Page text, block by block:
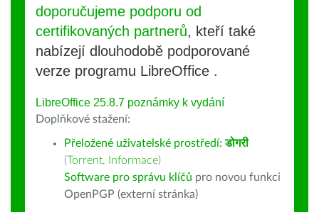
doporučujeme podporu od
certifikovaných partnerů, kteří také
nabízejí dlouhodobě podporované
verze programu LibreOffice .
LibreOffice 25.8.7 poznámky k vydání
Doplňkové stažení:
Přeložené uživatelské prostředí:डोगरी
(Torrent, Informace)
Software pro správu klíčů pro novou funkci
OpenPGP (externí stránka)